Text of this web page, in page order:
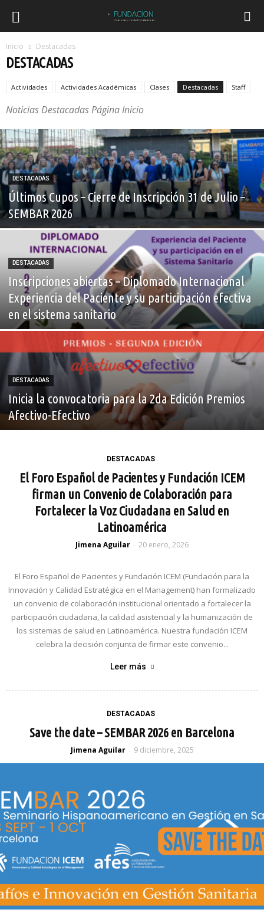
Inicio Destacadas
DESTACADAS
Actividades Actividades Académicas Clases Destacadas Staff
Noticias Destacadas Página Inicio
DESTACADAS
Últimos Cupos – Cierre de Inscripción 31 de Julio –
SEMBAR 2026
DESTACADAS
Inscripciones abiertas – Diplomado Internacional
Experiencia del Paciente y su participación efectiva
en el sistema sanitario
DESTACADAS
Inicia la convocatoria para la 2da Edición Premios
Afectivo-Efectivo
DESTACADAS
El Foro Español de Pacientes y Fundación ICEM
firman un Convenio de Colaboración para
Fortalecer la Voz Ciudadana en Salud en
Latinoamérica
Jimena Aguilar - 20 enero, 2026
El Foro Español de Pacientes y Fundación ICEM (Fundación para la
Innovación y Calidad Estratégica en el Management) han formalizado
un convenio de colaboración institucional orientado a fortalecer la
participación ciudadana, la calidad asistencial y la humanización de
los sistemas de salud en Latinoamérica. Nuestra fundación ICEM
celebra la decisión conjunta de firmar este convenio...
Leer más
DESTACADAS
Save the date – SEMBAR 2026 en Barcelona
Jimena Aguilar - 9 diciembre, 2025